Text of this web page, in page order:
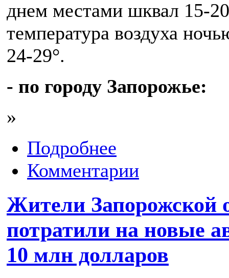
днем местами шквал 15-
температура воздуха
24-29°.
- по городу Запорожье:
»
Подробнее
Комментарии
Жители Запорожской
потратили на новые
10 млн долларов